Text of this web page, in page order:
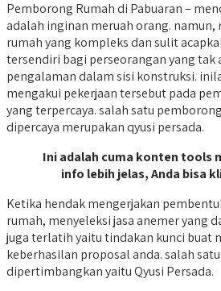
Pemborong Rumah di Pabuaran –
adalah inginan meruah orang.
rumah yang kompleks dan sulit
tersendiri bagi perseorangan yang tak
pengalaman dalam sisi konstruksi.
mengakui pekerjaan tersebut pada
yang terpercaya. salah satu
dipercaya merupakan qyusi persada.
Ini adalah cuma konten tools
info lebih jelas, Anda bisa
Ketika hendak mengerjakan
rumah, menyeleksi jasa anemer yang
juga terlatih yaitu tindakan kunci buat
keberhasilan proposal anda. salah
dipertimbangkan yaitu Qyusi Persada.